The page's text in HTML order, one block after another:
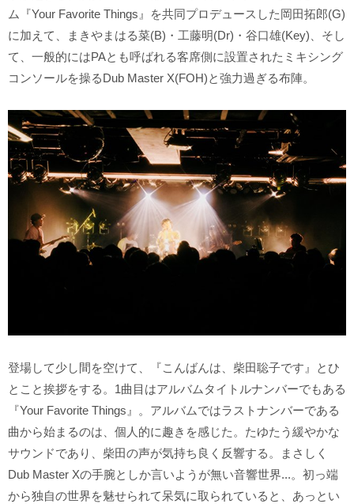
ム『Your Favorite Things』を共同プロデュースした岡田拓郎(G)
に加えて、まきやまはる菜(B)・工藤明(Dr)・谷口雄(Key)、そし
て、一般的にはPAとも呼ばれる客席側に設置されたミキシング
コンソールを操るDub Master X(FOH)と強力過ぎる布陣。
登場して少し間を空けて、『こんばんは、柴田聡子です』とひ
とこと挨拶をする。1曲目はアルバムタイトルナンバーでもある
『Your Favorite Things』。アルバムではラストナンバーである
曲から始まるのは、個人的に趣きを感じた。たゆたう緩やかな
サウンドであり、柴田の声が気持ち良く反響する。まさしく
Dub Master Xの手腕としか言いようが無い音響世界...。初っ端
から独自の世界を魅せられて呆気に取られていると、あっとい